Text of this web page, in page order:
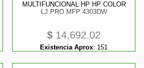
MULTIFUNCIONAL HP HP COLOR
LJ PRO MFP 4303DW
$ 14,692.02
Existencia Aprox: 151